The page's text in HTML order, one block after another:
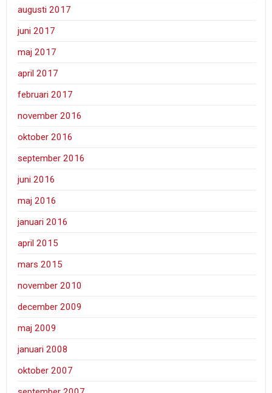
augusti 2017
juni 2017
maj 2017
april 2017
februari 2017
november 2016
oktober 2016
september 2016
juni 2016
maj 2016
januari 2016
april 2015
mars 2015
november 2010
december 2009
maj 2009
januari 2008
oktober 2007